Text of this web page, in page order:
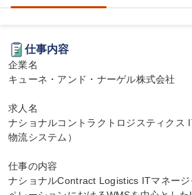
仕事内容
企業名
キューネ・アンド・ナーゲル株式会社
求人名
ナショナルコントラクトロジスティクス
物流システム）
仕事の内容
ナショナルContract Logistics ITマネー